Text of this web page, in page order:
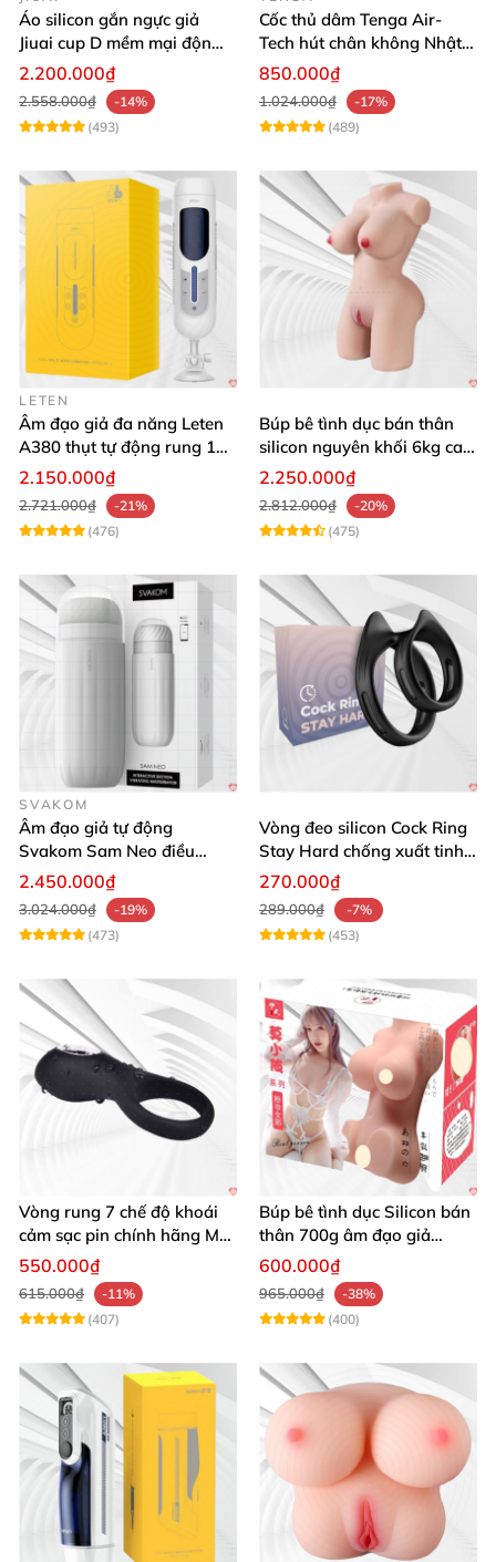
Áo silicon gắn ngực giả
Jiuai cup D mềm mại độn
ngực tự nhiên cho nam
2.200.000₫
2.558.000₫
-14%
(493)
Cốc thủ dâm Tenga Air-
Tech hút chân không Nhật
Bản, silicone an toàn
850.000₫
1.024.000₫
-17%
(489)
LETEN
Âm đạo giả đa năng Leten
A380 thụt tự động rung 10
chế độ
2.150.000₫
2.721.000₫
-21%
(476)
Búp bê tình dục bán thân
silicon nguyên khối 6kg cao
cấp giá rẻ
2.250.000₫
2.812.000₫
-20%
(475)
SVAKOM
Âm đạo giả tự động
Svakom Sam Neo điều
khiển app webcam cao cấp
2.450.000₫
3.024.000₫
-19%
(473)
Vòng đeo silicon Cock Ring
Stay Hard chống xuất tinh
sớm
270.000₫
289.000₫
-7%
(453)
Vòng rung 7 chế độ khoái
cảm sạc pin chính hãng Mỹ
cực phê
550.000₫
615.000₫
-11%
(407)
Búp bê tình dục Silicon bán
thân 700g âm đạo giả
nguyên khối giống thật
600.000₫
965.000₫
-38%
(400)